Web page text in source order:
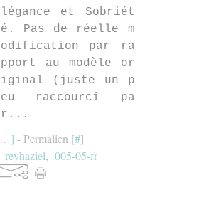
légance et Sobriét
é. Pas de réelle m
odification par ra
pport au modèle or
iginal (juste un p
eu raccourci pa
r...
…] - Permalien [#]
reyhaziel, 005-05-fr